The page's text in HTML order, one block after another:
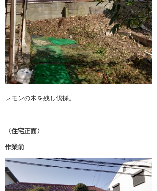
5月 2021 (1)
4月 2021 (1)
3月 2021 (1)
2月 2021 (2)
1月 2021 (1)
10月 2020 (2)
9月 2020 (2)
8月 2020 (2)
7月 2020 (2)
レモンの木を残し伐採。
〈住宅正面〉
作業前